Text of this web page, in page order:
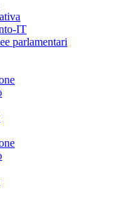
IT
parlamentari